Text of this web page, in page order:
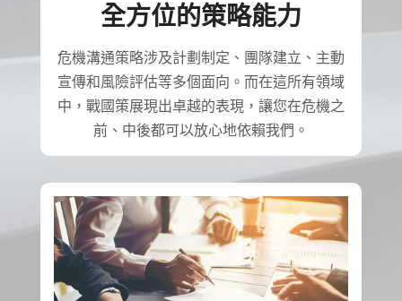
全方位的策略能力
危機溝通策略涉及計劃制定、團隊建立、主動
宣傳和風險評估等多個面向。而在這所有領域
中，戰國策展現出卓越的表現，讓您在危機之
前、中後都可以放心地依賴我們。